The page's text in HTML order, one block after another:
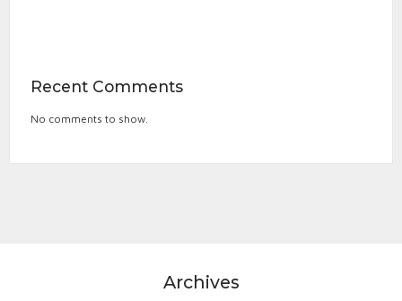
Recent Comments
No comments to show.
Archives